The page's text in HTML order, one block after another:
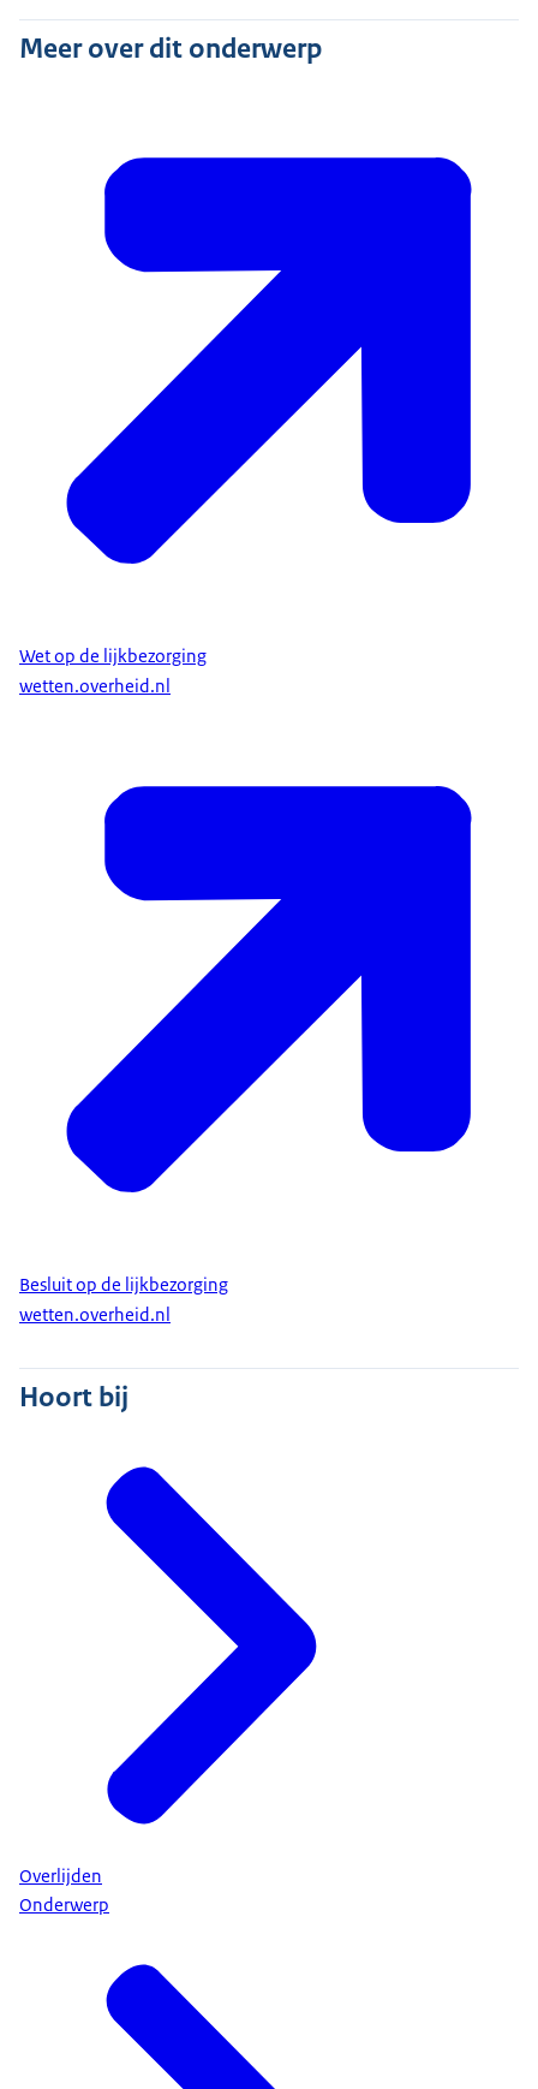
Meer over dit onderwerp
Wet op de lijkbezorging
wetten.overheid.nl
Besluit op de lijkbezorging
wetten.overheid.nl
Hoort bij
Overlijden
Onderwerp